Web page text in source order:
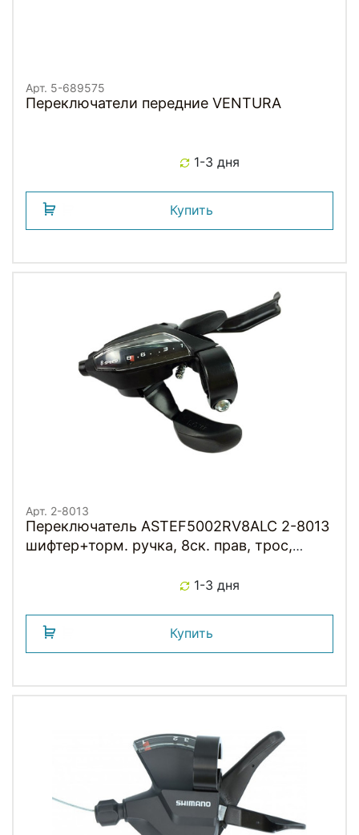
Арт. 5-689575
Переключатели передние VENTURA
1-3 дня
Купить
Арт. 2-8013
Переключатель ASTEF5002RV8ALC 2-8013
шифтер+торм. ручка, 8ск. прав, трос,
1-3 дня
Купить